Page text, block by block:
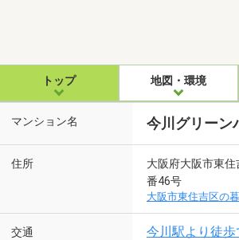
トップ 地図・環境
マンション名 今川グリーン
住所
大阪府大阪市東
番46号
大阪市東住吉区の
交通 今川駅より徒歩